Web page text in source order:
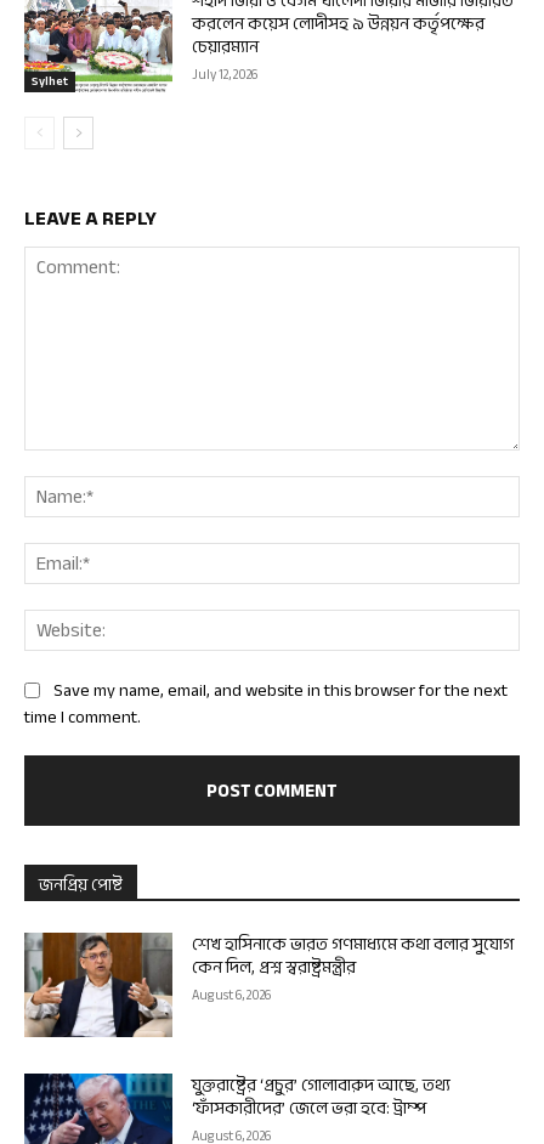
Sylhet
করলেন কয়েস লোদীসহ ৯ উন্নয়ন কর্তৃপক্ষের
চেয়ারম্যান
July 12, 2026
LEAVE A REPLY
Save my name, email, and website in this browser for the next
time I comment.
জনপ্রিয় পোষ্ট
শেখ হাসিনাকে ভারত গণমাধ্যমে কথা বলার সুযোগ
কেন দিল, প্রশ্ন স্বরাষ্ট্রমন্ত্রীর
August 6, 2026
যুক্তরাষ্ট্রের ‘প্রচুর’ গোলাবারুদ আছে, তথ্য
‘ফাঁসকারীদের’ জেলে ভরা হবে: ট্রাম্প
August 6, 2026